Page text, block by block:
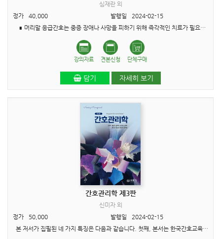
심재란 외
정가
40,000 발행일
2024-02-15
∎ 머리말 응급간호는 중증 장애나 사망을 피하기 위해 즉각적인 치료가 필요한 환자의 간호에 초점을 맞춘 전문 간호학의 한 분야입니다. 신속하고 정확하게 우선순위를 고려한 효율적..
강의자료 견본신청 단체구매
담기 자세히 보기
간호관리학 제3판
신미자 외
정가
50,000 발행일
2024-02-15
본 저서가 집필된 네 가지 특징은 다음과 같습니다. 첫째, 본서는 한국간호교육평가원에서 제시한 학습성과 중 간호관리학 교과목에서 반영하여 적용·학습할 수 있는 부분을 심도 있게 논의..